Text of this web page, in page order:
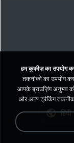
हिंदी
हम कुकीज़ का उपयोग
तकनीकों का उपयोग
आपके ब्राउज़िंग अनुभव
और अन्य ट्रैकिंग